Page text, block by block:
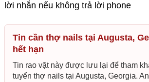
lời nhắn nếu không trả lời phone
Tin cần thợ nails tại Augusta,
hết hạn
Tin rao vặt này được lưu lại để tham
tuyển thợ nails tại Augusta, Georgia.